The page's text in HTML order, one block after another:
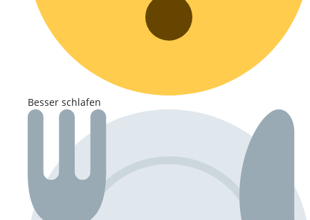
Besser schlafen